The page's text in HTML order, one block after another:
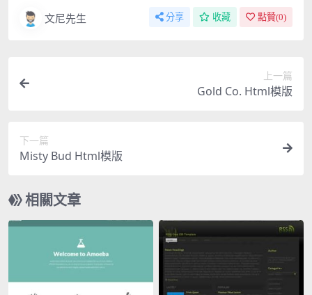
文尼先生 分享 收藏 點贊(0)
上一篇
Gold Co. Html模版
下一篇
Misty Bud Html模版
相關文章